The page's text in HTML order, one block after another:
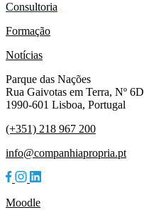
Consultoria
Formação
Notícias
Parque das Nações
Rua Gaivotas em Terra, Nº 6D
1990-601 Lisboa, Portugal
(+351) 218 967 200
info@companhiapropria.pt
Moodle